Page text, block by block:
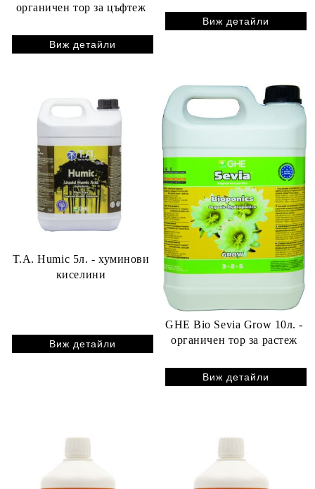
органичен тор за цъфтеж
Виж детайли
Виж детайли
T.A. Humic 5л. - хуминови
киселини
Виж детайли
GHE Bio Sevia Grow 10л. -
органичен тор за растеж
Виж детайли